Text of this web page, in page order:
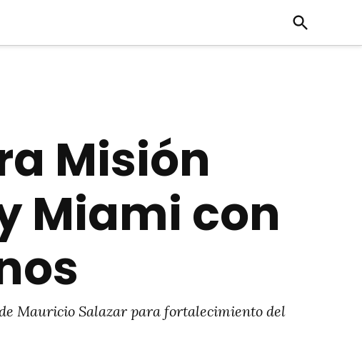
Open
Search
Misión
Miami con
Mauricio Salazar para fortalecimiento del